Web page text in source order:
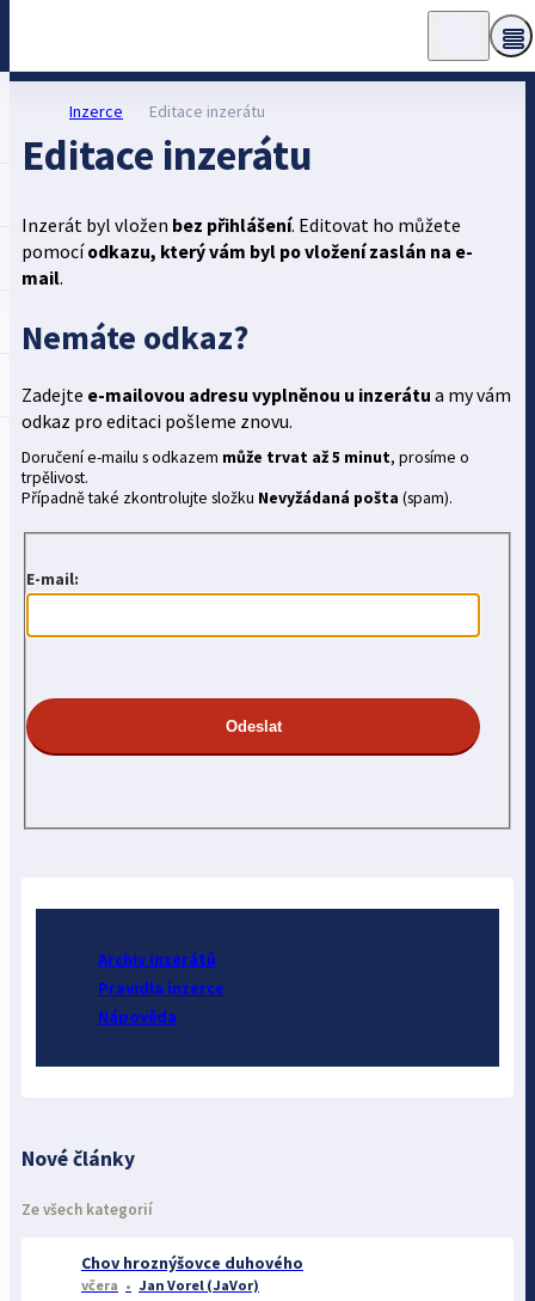
Inzerce Editace inzerátu
Editace inzerátu
Inzerát byl vložen bez přihlášení. Editovat ho můžete
pomocíodkazu, který vám byl po vložení zaslán na e-
mail.
Nemáte odkaz?
Zadejte e-mailovou adresu vyplněnou u inzerátu a my vám
odkaz pro editaci pošleme znovu.
Doručení e-mailu s odkazem může trvat až 5 minut, prosíme o
trpělivost.
Případně také zkontrolujte složku Nevyžádaná pošta (spam).
E-mail:
Archiv inzerátů
Pravidla inzerce
Nápověda
Nové články
Ze všech kategorií
Chov hroznýšovce duhového
včera Jan Vorel (JaVor)